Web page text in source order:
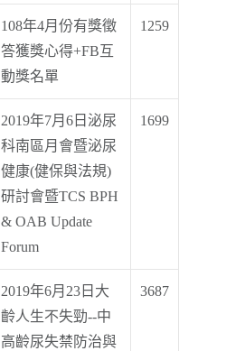
108年4月份有獎徵
答獲獎心得+FB互
動獎名單
1259
2019年7月6日泌尿
科南區月會暨泌尿
健康(健保與法規)
研討會暨TCS BPH
& OAB Update
Forum
1699
2019年6月23日大
齡人生不失勁--中
高齡尿失禁防治與
3687